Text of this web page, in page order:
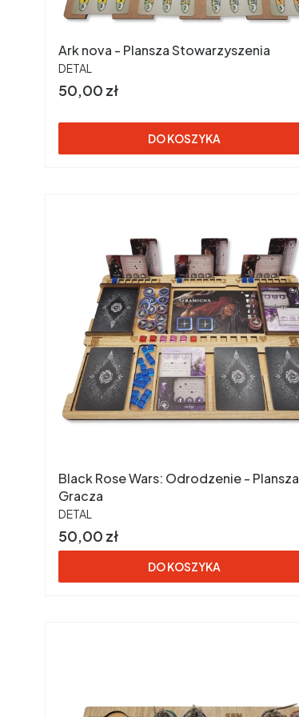
Ark nova - Plansza Stowarzyszenia
PRODUCENT
DETAL
Cena
50,00 zł
DO KOSZYKA
Black Rose Wars: Odrodzenie - Plansza
Gracza
PRODUCENT
DETAL
Cena
50,00 zł
DO KOSZYKA